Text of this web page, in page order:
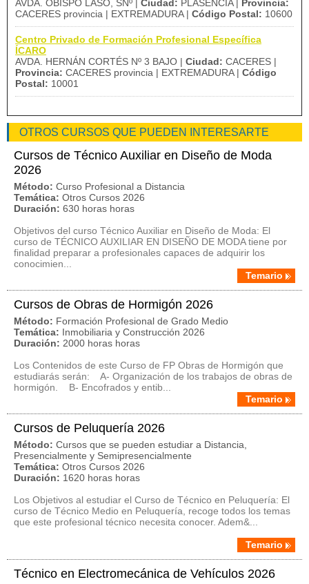
AVDA. OBISPO LASO, SNº | Ciudad: PLASENCIA |
Provincia:
CACERES provincia | EXTREMADURA | Código Postal: 10600
Centro Privado de Formación Profesional Específica
ÍCARO
AVDA. HERNÁN CORTÉS Nº 3 BAJO | Ciudad: CACERES |
Provincia: CACERES provincia | EXTREMADURA | Código
Postal: 10001
OTROS CURSOS QUE PUEDEN INTERESARTE
Cursos de Técnico Auxiliar en Diseño de Moda
2026
Método: Curso Profesional a Distancia
Temática: Otros Cursos 2026
Duración: 630 horas horas
Objetivos del curso Técnico Auxiliar en Diseño de Moda: El
curso de TÉCNICO AUXILIAR EN DISEÑO DE MODA tiene por
finalidad preparar a profesionales capaces de adquirir los
conocimien...
Temario
Cursos de Obras de Hormigón 2026
Método: Formación Profesional de Grado Medio
Temática: Inmobiliaria y Construcción 2026
Duración: 2000 horas horas
Los Contenidos de este Curso de FP Obras de Hormigón que
estudiarás serán: A- Organización de los trabajos de obras de
hormigón. B- Encofrados y entib...
Temario
Cursos de Peluquería 2026
Método: Cursos que se pueden estudiar a Distancia,
Presencialmente y Semipresencialmente
Temática: Otros Cursos 2026
Duración: 1620 horas horas
Los Objetivos al estudiar el Curso de Técnico en Peluquería: El
curso de Técnico Medio en Peluquería, recoge todos los temas
que este profesional técnico necesita conocer. Adem&...
Temario
Técnico en Electromecánica de Vehículos 2026